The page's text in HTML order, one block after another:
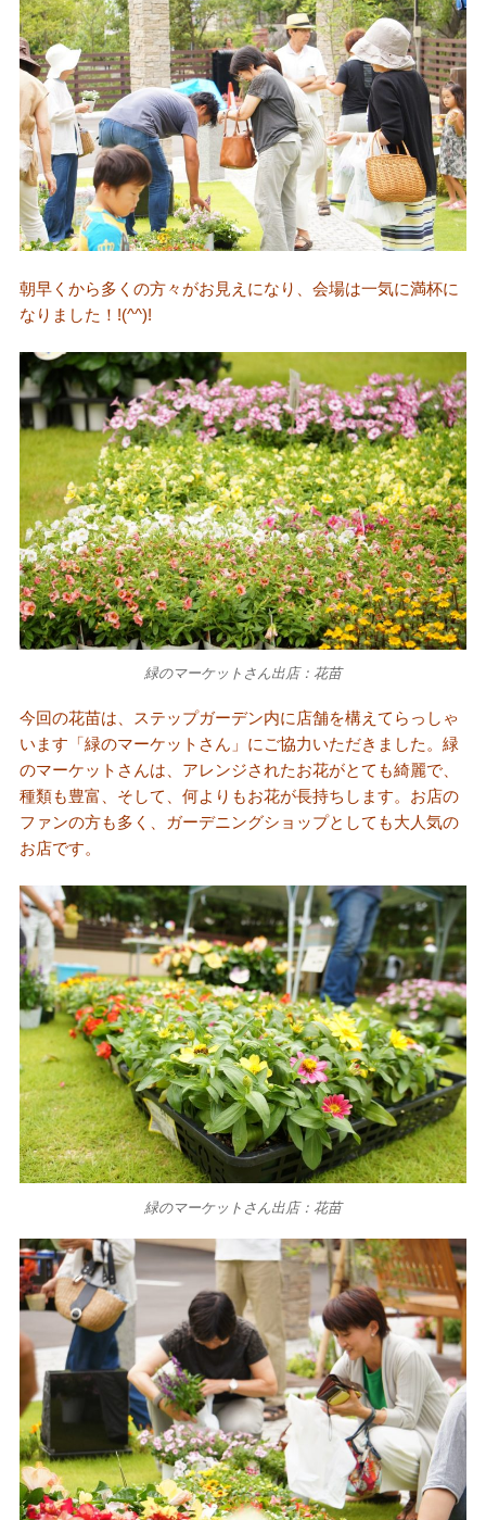
朝早くから多くの方々がお見えになり、会場は一気に満杯に
なりました！!(^^)!
緑のマーケットさん出店：花苗
今回の花苗は、ステップガーデン内に店舗を構えてらっしゃ
います「緑のマーケットさん」にご協力いただきました。緑
のマーケットさんは、アレンジされたお花がとても綺麗で、
種類も豊富、そして、何よりもお花が長持ちします。お店の
ファンの方も多く、ガーデニングショップとしても大人気の
お店です。
緑のマーケットさん出店：花苗